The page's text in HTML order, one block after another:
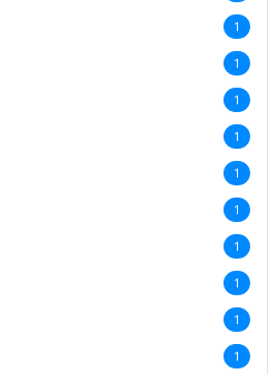
1
1
1
1
1
1
1
1
1
1